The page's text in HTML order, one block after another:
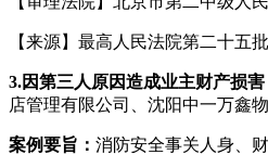
【来源】最高人民法院第二十五
3.因第三人原因造成业主财产损
店管理有限公司、沈阳中一万鑫
案例要旨： 消防安全事关人身、